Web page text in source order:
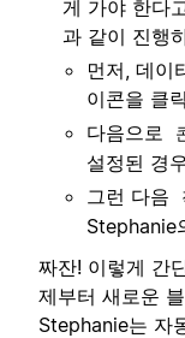
게 가야 한다
과 같이 진행
먼저, 데이
이콘을 클
다음으로
설정된 경
그런 다음
Stephanie
짜잔! 이렇게 간
제부터 새로운
Stephanie는 자